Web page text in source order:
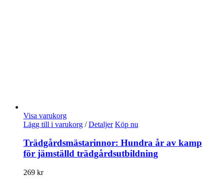
Visa varukorg
Lägg till i varukorg / Detaljer Köp nu
Trädgårdsmästarinnor: Hundra år av kamp
för jämställd trädgårdsutbildning
269 kr